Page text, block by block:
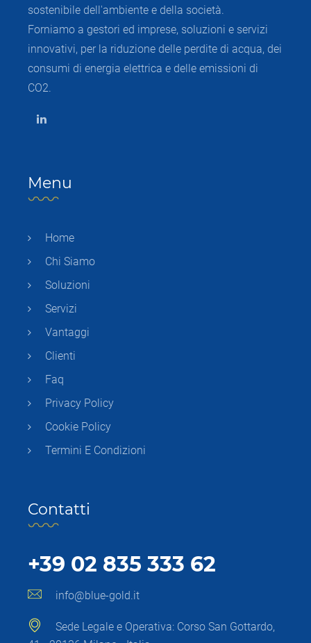
sostenibile dell'ambiente e della società.
Forniamo a gestori ed imprese, soluzioni e servizi
innovativi, per la riduzione delle perdite di acqua, dei
consumi di energia elettrica e delle emissioni di
CO2.
Menu
Home
Chi Siamo
Soluzioni
Servizi
Vantaggi
Clienti
Faq
Privacy Policy
Cookie Policy
Termini E Condizioni
Contatti
+39 02 835 333 62
info@blue-gold.it
Sede Legale e Operativa: Corso San Gottardo,